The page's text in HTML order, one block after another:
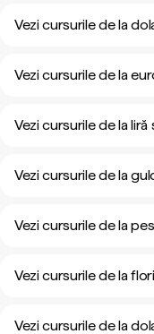
Vezi cursurile de la
Vezi cursurile de la
Vezi cursurile de la liră
Vezi cursurile de la
Vezi cursurile de la
Vezi cursurile de la
Vezi cursurile de la